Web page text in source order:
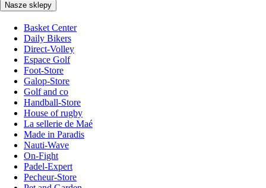
Nasze sklepy
Basket Center
Daily Bikers
Direct-Volley
Espace Golf
Foot-Store
Galop-Store
Golf and co
Handball-Store
House of rugby
La sellerie de Maé
Made in Paradis
Nauti-Wave
On-Fight
Padel-Expert
Pecheur-Store